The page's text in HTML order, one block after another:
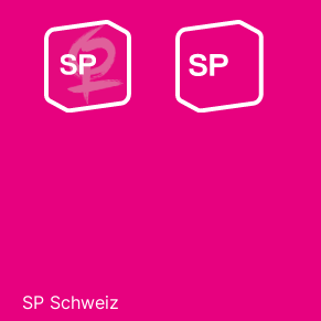
SP Schweiz